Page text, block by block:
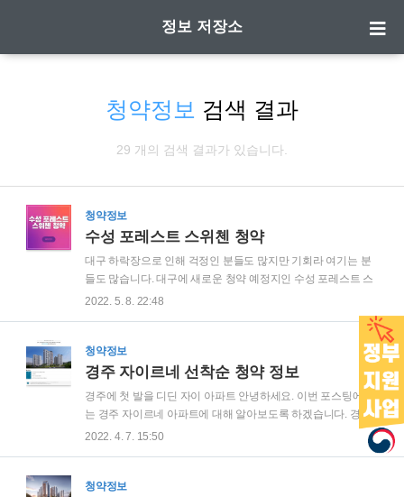
정보 저장소
청약정보 검색 결과
29 개의 검색 결과가 있습니다.
청약정보
수성 포레스트 스위첸 청약
대구 하락장으로 인해 걱정인 분들도 많지만 기회라 여기는 분
들도 많습니다. 대구에 새로운 청약 예정지인 수성 포레스트 스
위첸 아파트에 대해 알아보도록 하겠습니다. 공식 홈페이지뿐
만 아니라 다양한 커뮤니티의 내용들을 함께 안내하니 꼼꼼히
확인해보시길 바랍니다! ☞ 수성 포레스트 스위첸 청약 공식 홈
페이지 바로가기 수성 포레스트 스위첸 청약 사업개요 대지위
치: 대구광역시 수성구 파동 118-118번지 외 248필지 건축규
모: 지하 7층 ~ 지상 15층 / 아파트 17개 동 총 755세대 주차대
수: 1162대 아래 내용을 통해 수성 포레스트 스위첸 아파트의
프리미엄과 청약 분위기도 함께 확인해보시고 좋은 결정 하시
길 바랍니다. 수성 포레스트 스위첸 청약 프리미엄 1. 뉴 노멀 혁
신주거 대구 최초로 테라스, 복..
2022. 5. 8. 22:48
청약정보
경주 자이르네 선착순 청약 정보
경주에 첫 발을 디딘 자이 아파트 안녕하세요. 이번 포스팅에서
는 경주 자이르네 아파트에 대해 알아보도록 하겠습니다. 경주
시 현곡면 하구리 431-02일원이 지어질 아파트로 지하 2층부터
프리미엄에 대해 안내하고 있습니다. 1. 브랜드 프리미엄: 자이
2022. 4. 7. 15:50
청약정보